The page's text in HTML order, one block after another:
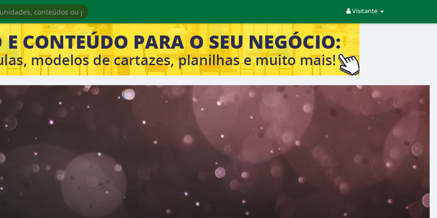
Visitante